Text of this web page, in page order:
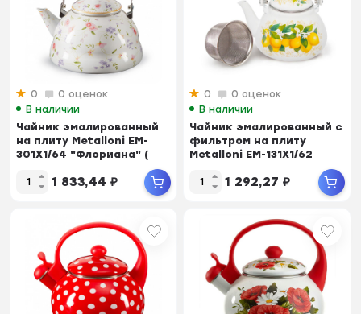
0
0 оценок
В наличии
Чайник эмалированный
на плиту Metalloni EM-
301X1/64 "Флориана" (
1 833,44 ₽
0
0 оценок
В наличии
Чайник эмалированный с
фильтром на плиту
Metalloni EM-131X1/62
1 292,27 ₽